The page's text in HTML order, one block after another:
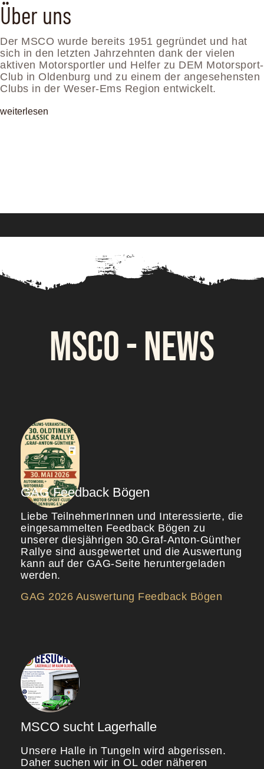
Über uns
Der MSCO wurde bereits 1951 gegründet und hat
sich in den letzten Jahrzehnten dank der vielen
aktiven Motorsportler und Helfer zu DEM Motorsport-
Club in Oldenburg und zu einem der angesehensten
Clubs in der Weser-Ems Region entwickelt.
weiterlesen
MSCO - News
GAG Feedback Bögen
Liebe TeilnehmerInnen und Interessierte, die
eingesammelten Feedback Bögen zu
unserer diesjährigen 30.Graf-Anton-Günther
Rallye sind ausgewertet und die Auswertung
kann auf der GAG-Seite heruntergeladen
werden.
GAG 2026 Auswertung Feedback Bögen
MSCO sucht Lagerhalle
Unsere Halle in Tungeln wird abgerissen.
Daher suchen wir in OL oder näheren